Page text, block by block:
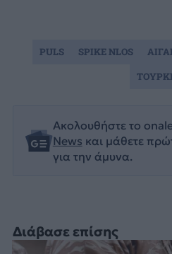
Διάβασε επίσης
Ακολουθήστε το
News και μάθετε
για την άμυνα.
PULS SPIKE NLOS